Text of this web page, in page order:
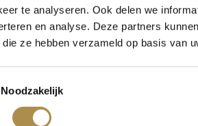
te analyseren. Ook delen we
en analyse. Deze partners
ze hebben verzameld op basis van
Noodzakelijk